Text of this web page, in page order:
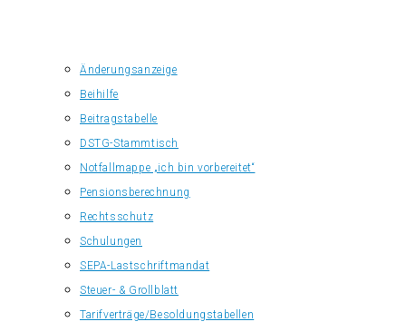
Änderungsanzeige
Beihilfe
Beitragstabelle
DSTG-Stammtisch
Notfallmappe „ich bin vorbereitet“
Pensionsberechnung
Rechtsschutz
Schulungen
SEPA-Lastschriftmandat
Steuer- & Grollblatt
Tarifverträge/Besoldungstabellen